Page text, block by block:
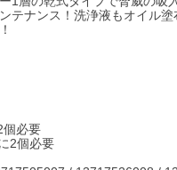
テナンス！洗浄液もオイル塗
個必要
2個必要